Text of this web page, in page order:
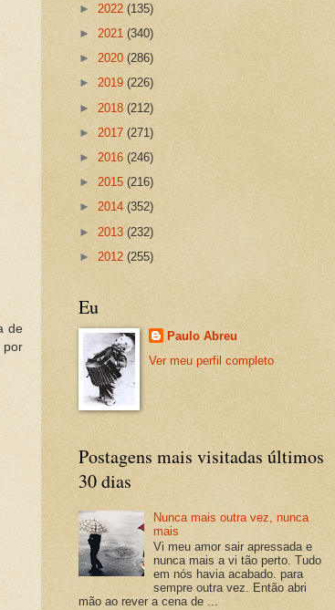
de
por
► 2022 (135)
► 2021 (340)
► 2020 (286)
► 2019 (226)
► 2018 (212)
► 2017 (271)
► 2016 (246)
► 2015 (216)
► 2014 (352)
► 2013 (232)
► 2012 (255)
Eu
Paulo Abreu
Ver meu perfil completo
Postagens mais visitadas últimos
30 dias
Nunca mais outra vez, nunca
mais
Vi meu amor sair apressada e
nunca mais a vi tão perto. Tudo
em nós havia acabado. para
sempre outra vez. Então abri
mão ao rever a cena de ...